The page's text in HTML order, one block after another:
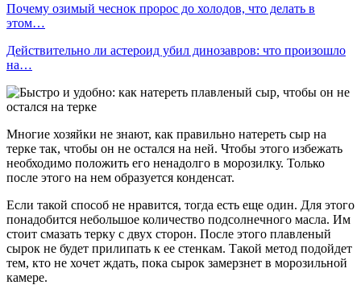
Почему озимый чеснок пророс до холодов, что делать в
этом…
Действительно ли астероид убил динозавров: что произошло
на…
Многие хозяйки не знают, как правильно натереть сыр на
терке так, чтобы он не остался на ней. Чтобы этого избежать
необходимо положить его ненадолго в морозилку. Только
после этого на нем образуется конденсат.
Если такой способ не нравится, тогда есть еще один. Для этого
понадобится небольшое количество подсолнечного масла. Им
стоит смазать терку с двух сторон. После этого плавленый
сырок не будет прилипать к ее стенкам. Такой метод подойдет
тем, кто не хочет ждать, пока сырок замерзнет в морозильной
камере.